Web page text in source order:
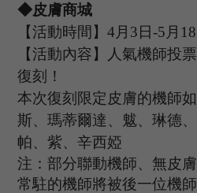
◆皮膚商城
【活動時間】4 月 3日-5 月 18
【活動內容】人氣機師投票
復刻！
本次復刻限定皮膚的機師
斯、瑪蒂爾達、魃、琳德
帕、紫、辛西婭
注：部分聯動機師、無皮
常駐的機師將被後一位機